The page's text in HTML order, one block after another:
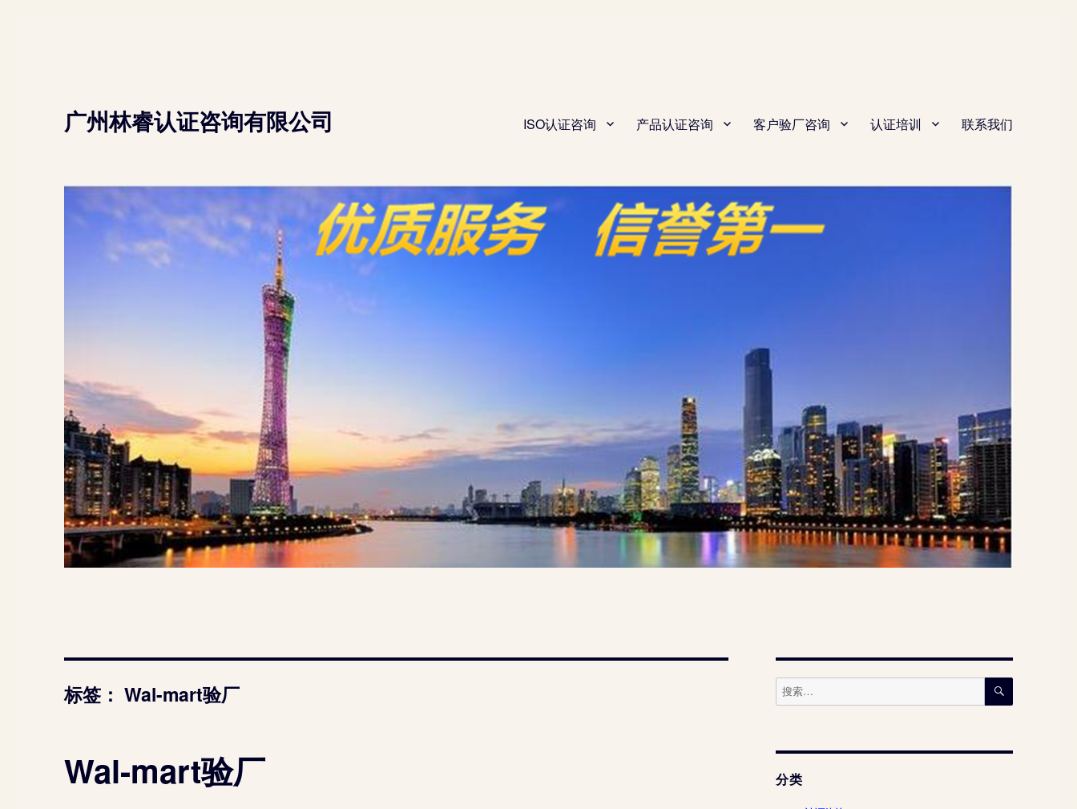
广州林睿认证咨询有限公司 ISO认证咨询 产品认证咨询 客户验厂咨询 认证培训 联系我们
标签：Wal-mart验厂
Wal-mart验厂
搜
索：
搜
分类